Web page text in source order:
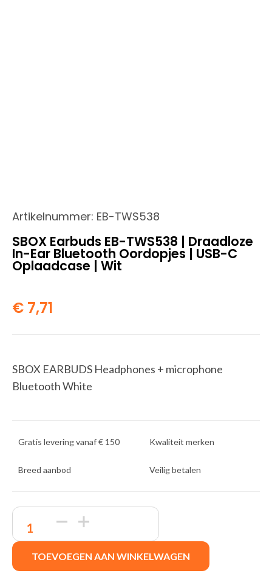
Artikelnummer: EB-TWS538
SBOX Earbuds EB-TWS538 | Draadloze
In-Ear Bluetooth Oordopjes | USB-C
Oplaadcase | Wit
€ 7,71
SBOX EARBUDS Headphones + microphone
Bluetooth White
Gratis levering vanaf € 150 Kwaliteit merken
Breed aanbod Veilig betalen
Earbuds
EB-
Draadloze
TOEVOEGEN AAN WINKELWAGEN